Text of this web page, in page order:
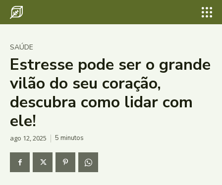
SAÚDE
Estresse pode ser o grande
vilão do seu coração,
descubra como lidar com
ele!
ago 12, 2025 5 minutos